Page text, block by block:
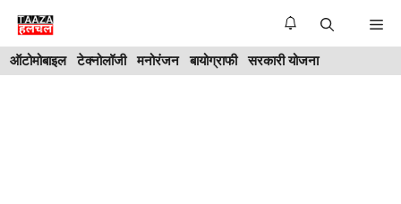
Skip
content
ऑटोमोबाइल टेक्नोलॉजी मनोरंजन बायोग्राफी सरकारी योजना